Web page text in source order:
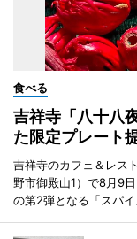
食べる
吉祥寺「八十八
た限定プレート
吉祥寺のカフェ＆レス
野市御殿山1）で8月9
の第2弾となる「スパイ